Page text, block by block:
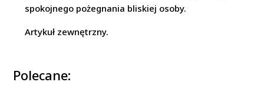
spokojnego pożegnania bliskiej osoby.
Artykuł zewnętrzny.
Polecane: